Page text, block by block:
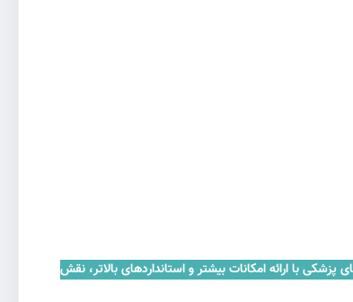
با ارائه امکانات بیشتر و استانداردهای بالاتر، نقش